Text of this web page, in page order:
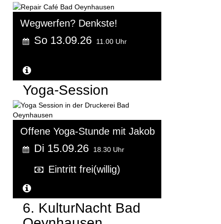
Wegwerfen? Denkste!
So 13.09.26 11.00 Uhr
Yoga-Session
Offene Yoga-Stunde mit Jakob
Di 15.09.26 18.30 Uhr
Eintritt frei(willig)
6. KulturNacht Bad